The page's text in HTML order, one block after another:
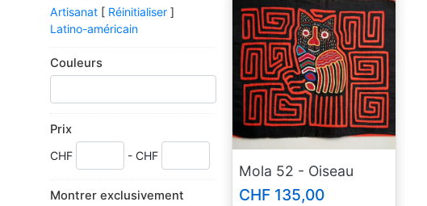
Artisanat [ Réinitialiser ]
Latino-américain
Couleurs
Prix
CHF - CHF
Montrer exclusivement
Mola 52 - Oiseau
CHF 135,00